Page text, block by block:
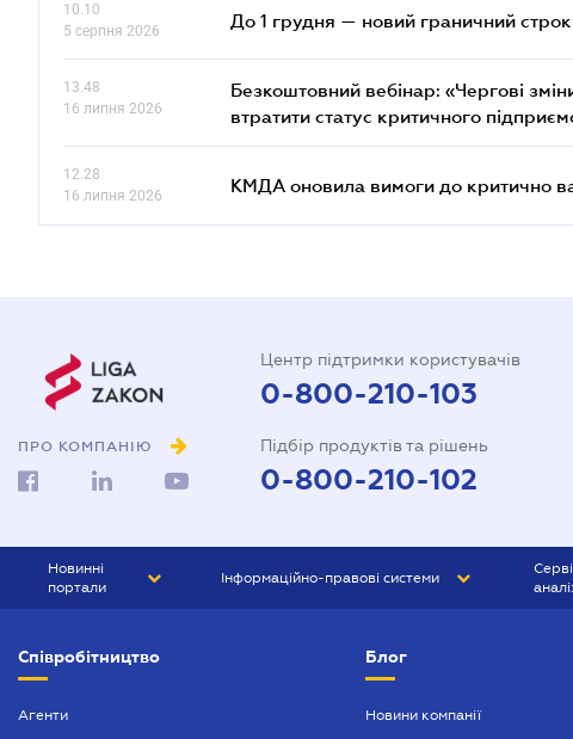
10.10
5 серпня 2026
До 1 грудня — новий граничний
13.48
16 липня 2026
Безкоштовний вебінар: «Чергові
втратити статус критичного
12.28
16 липня 2026
КМДА оновила вимоги до критично
ПРО КОМПАНІЮ
Центр підтримки користувачів
0-800-210-103
Підбір продуктів та рішень
0-800-210-102
Новинні
портали
БІЗНЕС
Інформаційно-правові системи
Співробітництво
Агенти
Блог
Новини компанії